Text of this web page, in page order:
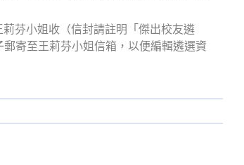
芬小姐收（信封請註明「傑出校友遴
寄至王莉芬小姐信箱，以便編輯遴選資